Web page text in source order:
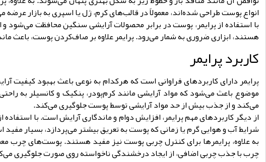
انواع پوست طراحی شده‌اند، معمولاً در قالب‌های کرم، ژل یا اسپری به بازار
با استفاده از پرایمر، پوست در برابر محصولات آرایشی سنگین محافظت
هستند، ابزاری ضروری به شمار می‌رود. پرایمر علاوه بر صاف‌کردن پوست، باعث
کاربرد پرایمر
پرایمر دارای کاربردهای فراوانی است که هرکدام به نوعی باعث بهبود
موضوع باعث می‌شود که مواد آرایشی مانند کرم‌پودر، پنکیک و کانسیلر به
می‌کند و از جذب بیش از حد مواد آرایشی توسط پوست جلوگیری می‌کند.
از دیگر کاربردهای مهم پرایمر، افزایش دوام و ماندگاری آرایش است. با
شرایط آب و هوایی گرم یا زمانی که پوست به تعریق بیشتر می‌پردازد، بسیار
به علاوه، پرایمرها برای کنترل چربی پوست نیز مفید هستند. پوست‌های
چرب با جذب چربی اضافی، از ایجاد درخشندگی ناخواسته روی صورت جلوگیری